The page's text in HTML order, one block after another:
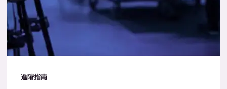
進階指南